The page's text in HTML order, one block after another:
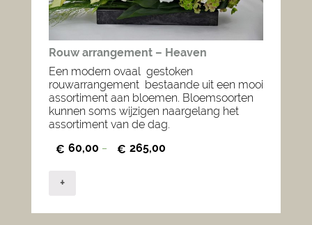
Rouw arrangement – Heaven
Een modern ovaal gestoken
rouwarrangement bestaande uit een mooi
assortiment aan bloemen. Bloemsoorten
kunnen soms wijzigen naargelang het
assortiment van de dag.
€ 60,00 – € 265,00
+